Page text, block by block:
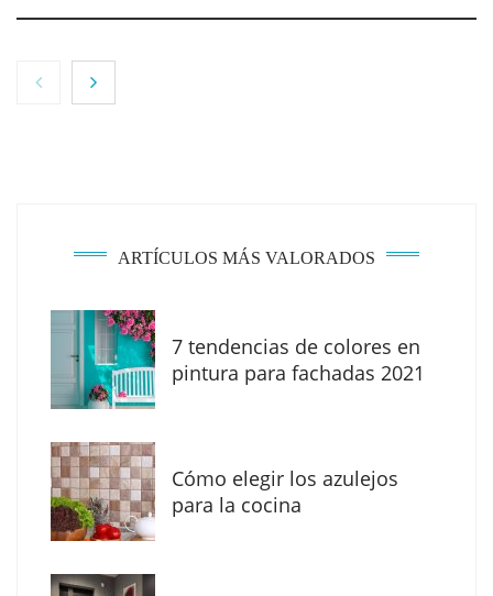
NOVA: innovación y diseño que transforman
espacios de la mano de Tormo Franquicias
Eagle Waterproofing recomienda revisar la
impermeabilización de las viviendas antes
de las vacaciones
ARTÍCULOS MÁS VALORADOS
7 tendencias de colores en
pintura para fachadas 2021
Cómo elegir los azulejos
para la cocina